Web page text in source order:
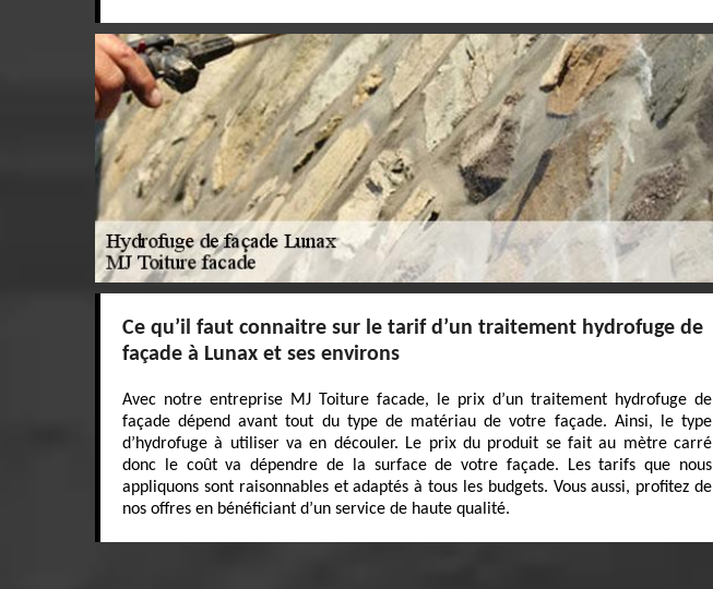
Ce qu’il faut connaitre sur le tarif d’un traitement hydrofuge de
façade à Lunax et ses environs
Avec notre entreprise MJ Toiture facade, le prix d’un traitement hydrofuge de
façade dépend avant tout du type de matériau de votre façade. Ainsi, le type
d’hydrofuge à utiliser va en découler. Le prix du produit se fait au mètre carré
donc le coût va dépendre de la surface de votre façade. Les tarifs que nous
appliquons sont raisonnables et adaptés à tous les budgets. Vous aussi, profitez de
nos offres en bénéficiant d’un service de haute qualité.